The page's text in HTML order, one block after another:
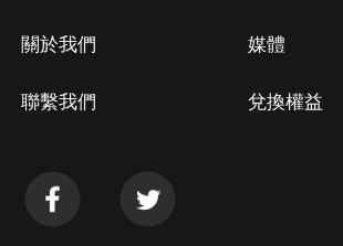
關於我們
聯繫我們
媒體
兌換權益